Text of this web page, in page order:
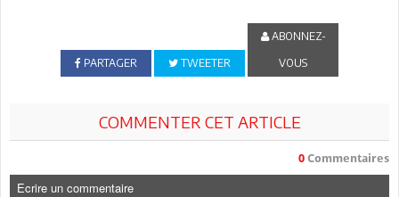
PARTAGER TWEETER
ABONNEZ-
VOUS
COMMENTER CET ARTICLE
0 Commentaires
Ecrire un commentaire